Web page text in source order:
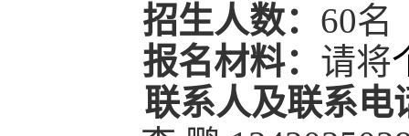
招生人数： 60名
报名材料： 请将
联系人及联系电